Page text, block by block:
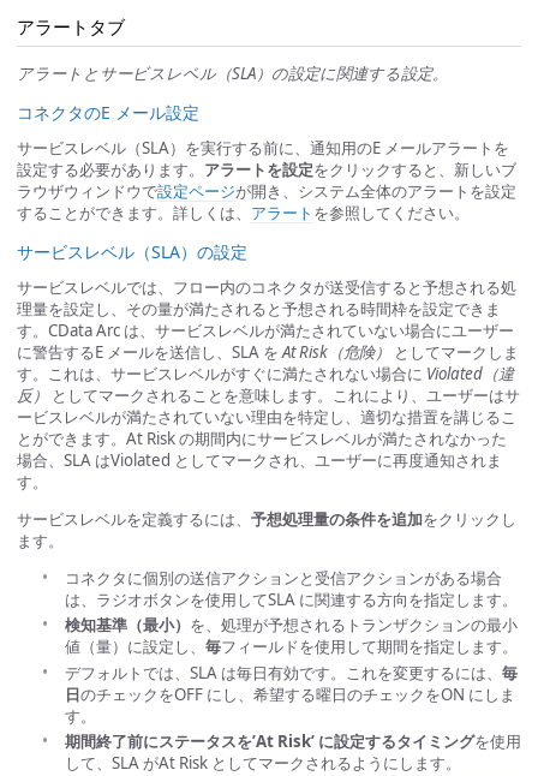
アラートタブ
アラートとサービスレベル（SLA）の設定に関連する設定。
コネクタのE メール設定
サービスレベル（SLA）を実行する前に、通知用のE メールアラートを
設定する必要があります。 アラートを設定をクリックすると、新しいブ
ラウザウィンドウで設定ページが開き、システム全体のアラートを設定
することができます。詳しくは、 アラート を参照してください。
サービスレベル（SLA）の設定
サービスレベルでは、フロー内のコネクタが送受信すると予想される処
理量を設定し、その量が満たされると予想される時間枠を設定できま
す。CData Arc は、サービスレベルが満たされていない場合にユーザー
に警告するE メールを送信し、SLA を At Risk（危険）
としてマークしま
す。これは、サービスレベルがすぐに満たされない場合に Violated（違
反）
としてマークされることを意味します。これにより、ユーザーはサ
ービスレベルが満たされていない理由を特定し、適切な措置を講じるこ
とができます。At Risk の期間内にサービスレベルが満たされなかった
場合、SLA はViolated としてマークされ、ユーザーに再度通知されま
す。
サービスレベルを定義するには、 予想処理量の条件を追加をクリックし
ます。
コネクタに個別の送信アクションと受信アクションがある場合
は、ラジオボタンを使用してSLA に関連する方向を指定します。
検知基準（最小） を、処理が予想されるトランザクションの最小
値（量）に設定し、 毎フィールドを使用して期間を指定します。
デフォルトでは、SLA は毎日有効です。これを変更するには、 毎
日のチェックをOFF にし、希望する曜日のチェックをON にしま
す。
期間終了前にステータスを’At Risk’ に設定するタイミングを使用
して、SLA がAt Risk としてマークされるようにします。